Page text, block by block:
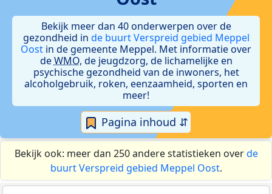
Bekijk meer dan 40 onderwerpen over de
gezondheid in de buurt Verspreid gebied Meppel
Oost in de gemeente Meppel. Met informatie over
deWMO, de jeugdzorg, de lichamelijke en
psychische gezondheid van de inwoners, het
alcoholgebruik, roken, eenzaamheid, sporten en
meer!
Pagina inhoud ⇵
Bekijk ook: meer dan 250 andere statistieken overde
buurt Verspreid gebied Meppel Oost.